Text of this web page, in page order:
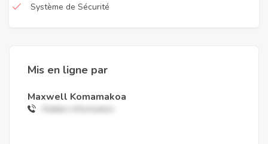
Système de Sécurité
Mis en ligne par
Maxwell Komamakoa
Hidden information